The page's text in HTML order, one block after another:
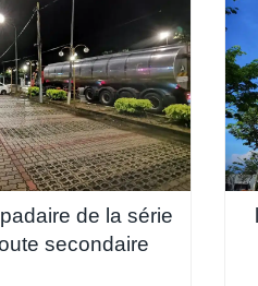
de la série
secondaire